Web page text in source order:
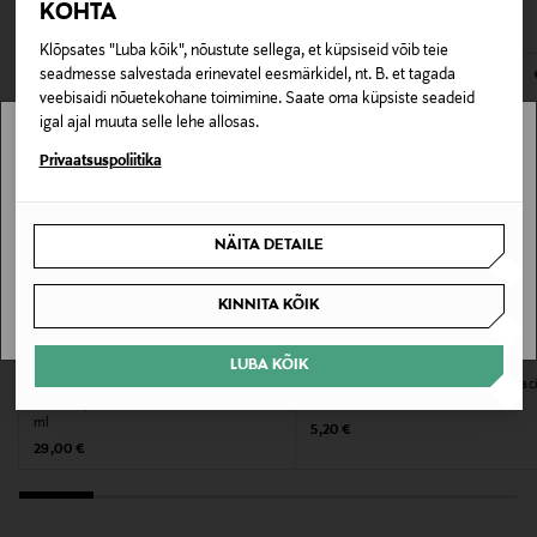
KOHTA
Klõpsates "Luba kõik", nõustute sellega, et küpsiseid võib teie
seadmesse salvestada erinevatel eesmärkidel, nt. B. et tagada
veebisaidi nõuetekohane toimimine. Saate oma küpsiste seadeid
igal ajal muuta selle lehe allosas.
Privaatsuspoliitika
NÄITA DETAILE
KINNITA KÕIK
LUBA KÕIK
Pakendi suurus
150 ml
Omadus
Normaalne ja kombineeritud nahk, Rasune nahk
Kooriv kreem
Suurus
150 ml
avamata originaalpakendis.
E-POE TAGASTUSED
Õrn puhastusvahend kõikidele
ml
Original Price
29,00 €
Puhastusgeel Refreshingly Clear
Original Price
5,20 €
Stockmann pole Sinu riigis saadaval.
SAAN ARU